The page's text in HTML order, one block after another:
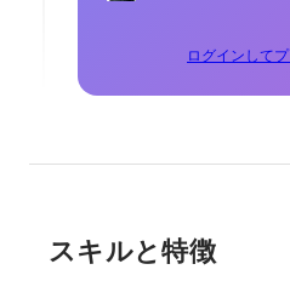
ログインして
スキルと特徴